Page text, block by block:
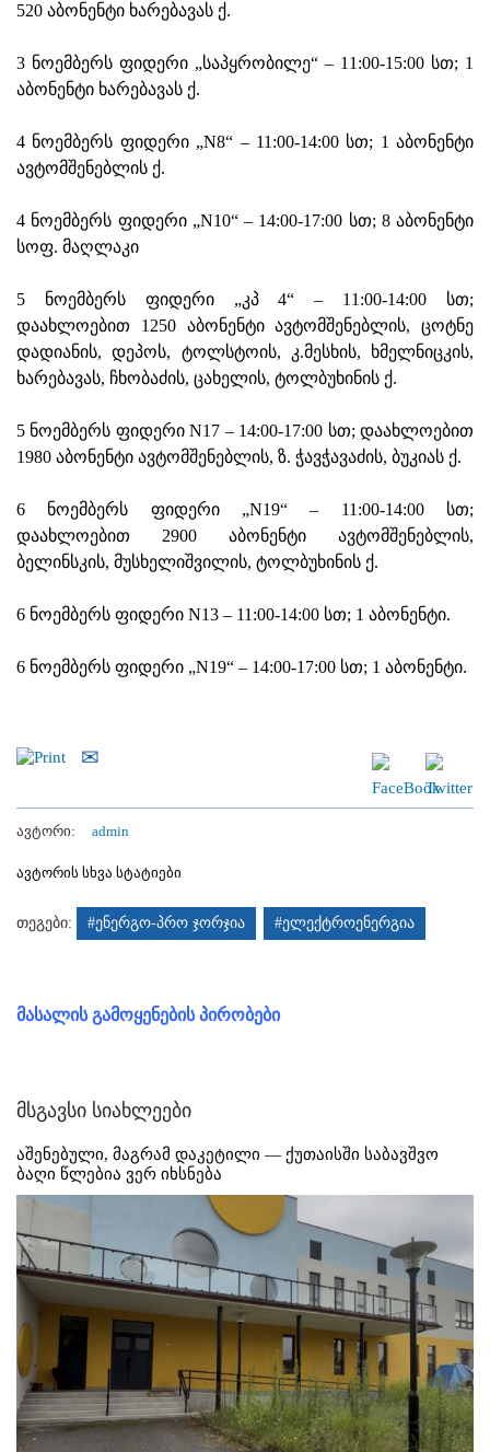
520 აბონენტი ხარებავას ქ.
3 ნოემბერს ფიდერი „საპყრობილე“ – 11:00-15:00 სთ; 1
აბონენტი ხარებავას ქ.
4 ნოემბერს ფიდერი „N8“ – 11:00-14:00 სთ; 1 აბონენტი
ავტომშენებლის ქ.
4 ნოემბერს ფიდერი „N10“ – 14:00-17:00 სთ; 8 აბონენტი
სოფ. მაღლაკი
5 ნოემბერს ფიდერი „კპ 4“ – 11:00-14:00 სთ;
დაახლოებით 1250 აბონენტი ავტომშენებლის, ცოტნე
დადიანის, დეპოს, ტოლსტოის, კ.მესხის, ხმელნიცკის,
ხარებავას, ჩხობაძის, ცახელის, ტოლბუხინის ქ.
5 ნოემბერს ფიდერი N17 – 14:00-17:00 სთ; დაახლოებით
1980 აბონენტი ავტომშენებლის, ზ. ჭავჭავაძის, ბუკიას ქ.
6 ნოემბერს ფიდერი „N19“ – 11:00-14:00 სთ;
დაახლოებით 2900 აბონენტი ავტომშენებლის,
ბელინსკის, მუსხელიშვილის, ტოლბუხინის ქ.
6 ნოემბერს ფიდერი N13 – 11:00-14:00 სთ; 1 აბონენტი.
6 ნოემბერს ფიდერი „N19“ – 14:00-17:00 სთ; 1 აბონენტი.
ავტორი: admin
ავტორის სხვა სტატიები
თეგები: #ენერგო-პრო ჯორჯია #ელექტროენერგია
მასალის გამოყენების პირობები
მსგავსი სიახლეები
აშენებული, მაგრამ დაკეტილი — ქუთაისში საბავშვო
ბაღი წლებია ვერ იხსნება